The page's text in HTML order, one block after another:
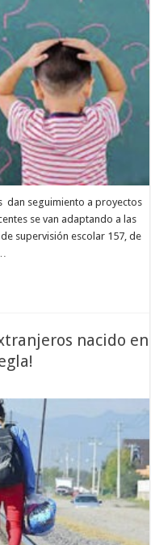
dan seguimiento a proyectos
se van adaptando a las
supervisión escolar 157, de
nacido en